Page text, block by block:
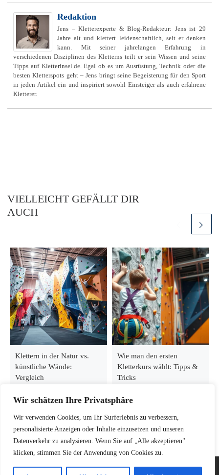
Wir schätzen Ihre Privatsphäre
Wir verwenden Cookies, um Ihr Surferlebnis zu verbessern,
personalisierte Anzeigen oder Inhalte einzusetzen und unseren
Datenverkehr zu analysieren. Wenn Sie auf „Alle akzeptieren"
klicken, stimmen Sie der Anwendung von Cookies zu.
Redaktion
Jens – Kletterexperte & Blog-Redakteur: Jens ist 29
Jahre alt und klettert leidenschaftlich, seit er denken
kann. Mit seiner jahrelangen Erfahrung in
verschiedenen Disziplinen des Kletterns teilt er sein Wissen und seine
Tipps auf Kletterinsel.de. Egal ob es um Ausrüstung, Technik oder die
besten Kletterspots geht – Jens bringt seine Begeisterung für den Sport
in jeden Artikel ein und inspiriert sowohl Einsteiger als auch erfahrene
Kletterer.
VIELLEICHT GEFÄLLT DIR
AUCH
Klettern in der Natur vs.
künstliche Wände:
Vergleich
Wie man den ersten
Kletterkurs wählt: Tipps &
Tricks